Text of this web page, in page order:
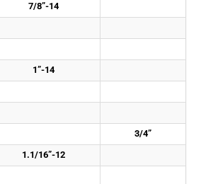
7/8”-14
1”-14
3/4”
1.1/16”-12